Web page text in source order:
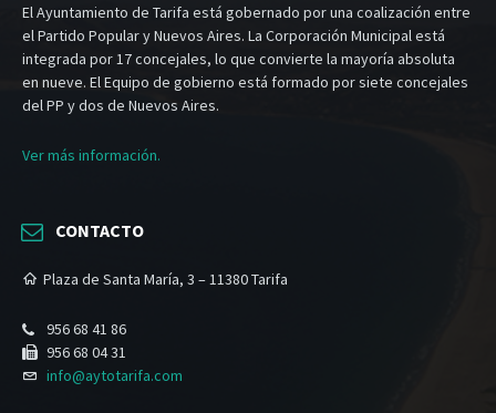
El Ayuntamiento de Tarifa está gobernado por una coalización entre
el Partido Popular y Nuevos Aires. La Corporación Municipal está
integrada por 17 concejales, lo que convierte la mayoría absoluta
en nueve. El Equipo de gobierno está formado por siete concejales
del PP y dos de Nuevos Aires.
Ver más información.
CONTACTO
Plaza de Santa María, 3 – 11380 Tarifa
956 68 41 86
956 68 04 31
info@aytotarifa.com